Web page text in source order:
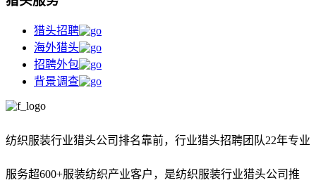
猎头招聘
海外猎头
招聘外包
背景调查
纺织服装行业猎头公司排名靠前， 行业猎头招聘团队22年专业
服务超600+服装纺织产业客户，是纺织服装行业猎头公司推